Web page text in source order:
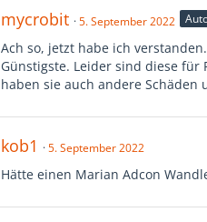
mycrobit 5. September 2022
Ach so, jetzt habe ich
Günstigste. Leider sind diese für
haben sie auch andere
kob1 5. September 2022
Hätte einen Marian Adcon